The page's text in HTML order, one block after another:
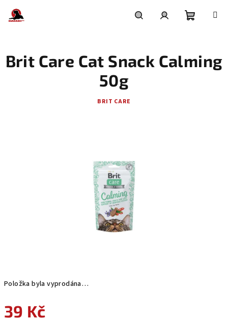
obsah
košík
Položka byla vyprodána…
39 Kč
Brit Care Cat Snack Calming
50g
BRIT CARE